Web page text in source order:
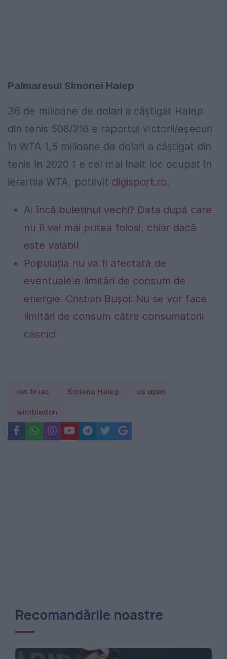
Palmaresul Simonei Halep
36 de milioane de dolari a câștigat Halep
din tenis 508/216 e raportul victorii/eșecuri
în WTA 1,5 milioane de dolari a câștigat din
tenis în 2020 1 e cel mai înalt loc ocupat în
ierarhia WTA, potrivit digisport.ro.
Ai încă buletinul vechi? Data după care
nu îl vei mai putea folosi, chiar dacă
este valabil
Populația nu va fi afectată de
eventualele limitări de consum de
energie. Cristian Bușoi: Nu se vor face
limitări de consum către consumatorii
casnici
ion tiriac Simona Halep us open
wimbledon
Recomandările noastre